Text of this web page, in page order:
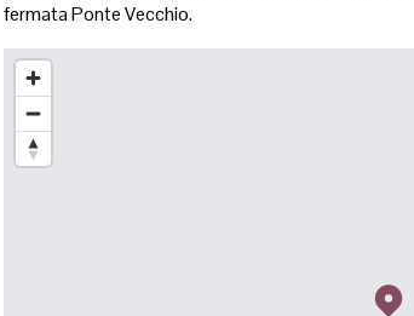
fermata Ponte Vecchio.